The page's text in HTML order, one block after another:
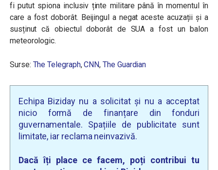
fi putut spiona inclusiv ținte militare până în momentul în
care a fost doborât. Beijingul a negat aceste acuzații și a
susținut că obiectul doborât de SUA a fost un balon
meteorologic.
Surse: The Telegraph,CNN,The Guardian
Echipa Biziday nu a solicitat și nu a acceptat
nicio formă de finanțare din fonduri
guvernamentale. Spațiile de publicitate sunt
limitate, iar reclama neinvazivă.
Dacă îți place ce facem, poți contribui tu